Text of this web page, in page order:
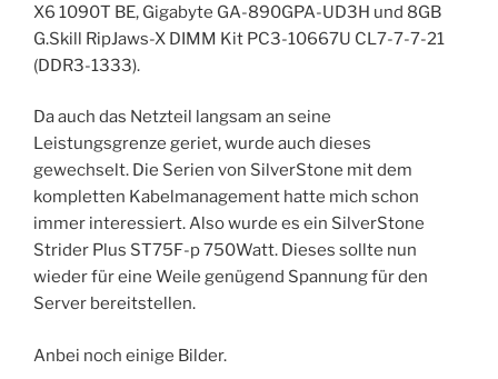
X6 1090T BE, Gigabyte GA-890GPA-UD3H und 8GB
G.Skill RipJaws-X DIMM Kit PC3-10667U CL7-7-7-21
(DDR3-1333).
Da auch das Netzteil langsam an seine
Leistungsgrenze geriet, wurde auch dieses
gewechselt. Die Serien von SilverStone mit dem
kompletten Kabelmanagement hatte mich schon
immer interessiert. Also wurde es ein SilverStone
Strider Plus ST75F-p 750Watt. Dieses sollte nun
wieder für eine Weile genügend Spannung für den
Server bereitstellen.
Anbei noch einige Bilder.